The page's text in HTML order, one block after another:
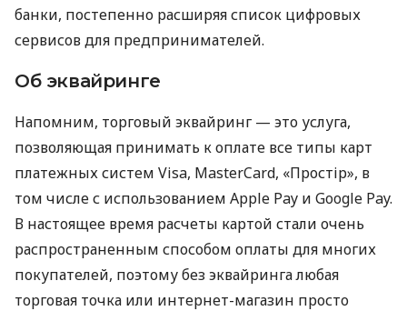
банки, постепенно расширяя список цифровых
сервисов для предпринимателей.
Об эквайринге
Напомним, торговый эквайринг — это услуга,
позволяющая принимать к оплате все типы карт
платежных систем Visa, MasterCard, «Простір», в
том числе с использованием Apple Pay и Google Pay.
В настоящее время расчеты картой стали очень
распространенным способом оплаты для многих
покупателей, поэтому без эквайринга любая
торговая точка или интернет-магазин просто